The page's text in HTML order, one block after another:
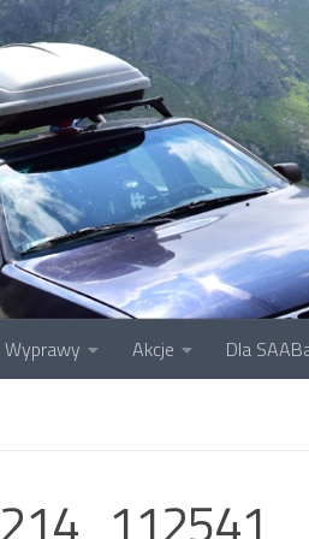
Wyprawy Akcje Dla